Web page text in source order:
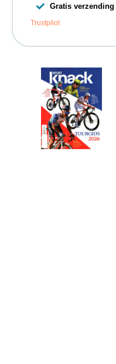
Gratis verzending
Trustpilot